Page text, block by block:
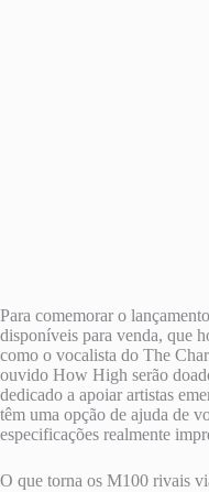
Para comemorar o
disponíveis para venda, que
como o vocalista do The
ouvido How High serão
dedicado a apoiar artistas
têm uma opção de ajuda de
especificações realmente
O que torna os M100 rivais